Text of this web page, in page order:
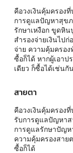
คือวงเงินคุ้มครอง
การดูแลปัญหาสุข
รักษาเหงือก ขูดหิ
สำรองจ่ายเงินไป
จ่าย ความคุ้มครอ
ซื้อก็ได้ หากผู้เอา
เดียว ก็ซื้อได้เช่นกั
สายตา
คือวงเงินคุ้มครอง
รับการดูแลปัญหาส
การดูแลรักษาปัญห
ความคุ้มครองสาย
ซื้อก็ได้